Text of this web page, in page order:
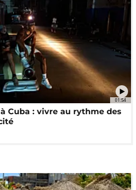
01:54
Cuba : vivre au rythme des